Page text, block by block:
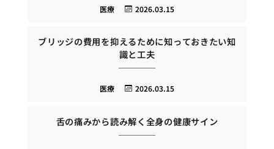
2026.03.15
医療
ブリッジの費用を抑えるために知っておきたい知
識と工夫
2026.03.15
医療
舌の痛みから読み解く全身の健康サイン